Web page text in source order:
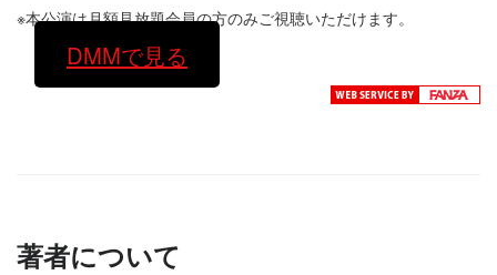
※本公演は月額見放題会員の方のみご視聴いただけます。
DMMで見る
著者について